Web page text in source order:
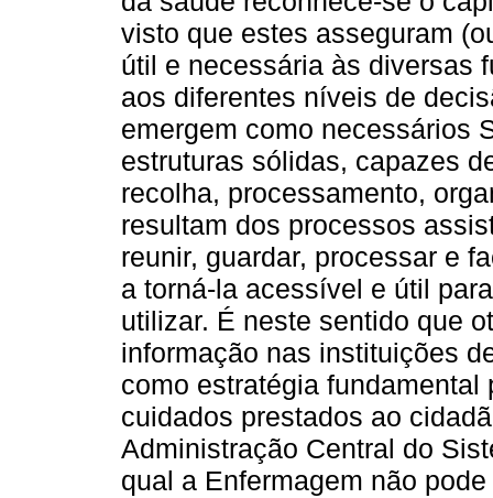
visto que estes asseguram
útil e necessária às diversas
aos diferentes níveis de
emergem como necessários
estruturas sólidas, capazes
recolha, processamento,
resultam dos processos
reunir, guardar, processar e
a torná-la acessível e útil
utilizar. É neste sentido que
informação nas instituições
como estratégia
cuidados prestados ao
Administração Central do
qual a Enfermagem não